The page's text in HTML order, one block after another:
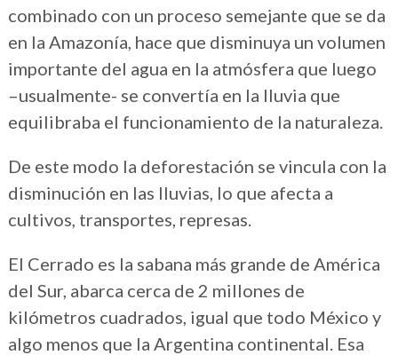
combinado con un proceso semejante que se da
en la Amazonía, hace que disminuya un volumen
importante del agua en la atmósfera que luego
–usualmente- se convertía en la lluvia que
equilibraba el funcionamiento de la naturaleza.
De este modo la deforestación se vincula con la
disminución en las lluvias, lo que afecta a
cultivos, transportes, represas.
El Cerrado es la sabana más grande de América
del Sur, abarca cerca de 2 millones de
kilómetros cuadrados, igual que todo México y
algo menos que la Argentina continental. Esa